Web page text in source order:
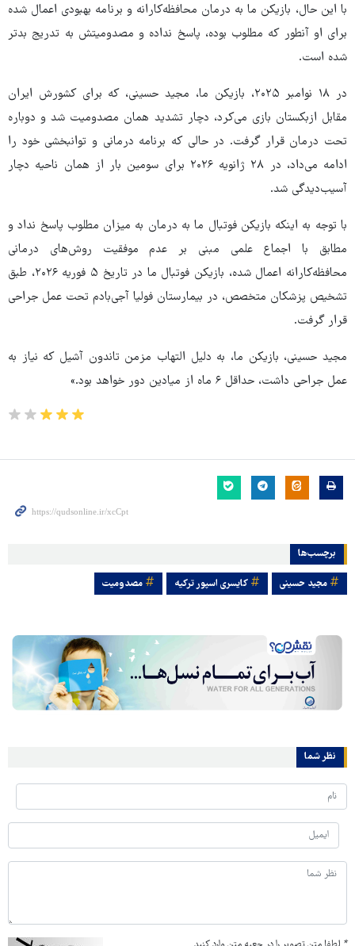
با این حال، بازیکن ما به درمان محافظه‌کارانه و برنامه بهبودی اعمال شده
برای او آنطور که مطلوب بوده، پاسخ نداده و مصدومیتش به تدریج بدتر
شده است.
در ۱۸ نوامبر ۲۰۲۵، بازیکن ما، مجید حسینی، که برای کشورش ایران
مقابل ازبکستان بازی می‌کرد، دچار تشدید همان مصدومیت شد و دوباره
تحت درمان قرار گرفت. در حالی که برنامه درمانی و توانبخشی خود را
ادامه می‌داد، در ۲۸ ژانویه ۲۰۲۶ برای سومین بار از همان ناحیه دچار
آسیب‌دیدگی شد.
با توجه به اینکه بازیکن فوتبال ما به درمان به میزان مطلوب پاسخ نداد و
مطابق با اجماع علمی مبنی بر عدم موفقیت روش‌های درمانی
محافظه‌کارانه اعمال شده، بازیکن فوتبال ما در تاریخ ۵ فوریه ۲۰۲۶، طبق
تشخیص پزشکان متخصص، در بیمارستان فولیا آجی‌بادم تحت عمل جراحی
قرار گرفت.
مجید حسینی، بازیکن ما، به دلیل التهاب مزمن تاندون آشیل که نیاز به
عمل جراحی داشت، حداقل ۶ ماه از میادین دور خواهد بود.»
برچسب‌ها
مجید حسینی کایسری اسپور ترکیه مصدومیت
نظر شما